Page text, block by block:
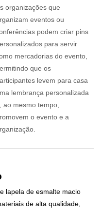
organizações que
eventos ou
podem criar pins
para servir
mercadorias do evento,
que os
levem para casa
lembrança personalizada
ao mesmo tempo,
o evento e a
lapela de esmalte macio
de alta qualidade,